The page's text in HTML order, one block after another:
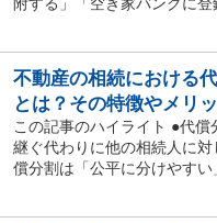
不動産の相続における
とは？その特徴やメリ
この記事のハイライト ●代
継ぐ代わりに他の相続人に
償分割は「公平に分けやすい